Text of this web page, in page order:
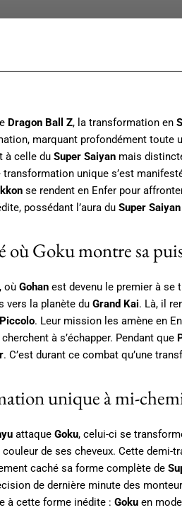
Dragon Ball Z, la transformation en
marquant profondément toute
à celle du Super Saiyan mais
unique s’est
se rendent en Enfer pour
possédant l’aura du Super Saiyan
où Goku montre sa
, où Gohan est devenu le premier à se
vers la planète du Grand Kai. Là, il
Piccolo. Leur mission les amène en
à s’échapper. Pendant que
. C’est durant ce combat qu’une
unique à mi-
attaque Goku, celui-ci se
de ses cheveux. Cette
caché sa forme complète de
de dernière minute des
à cette forme inédite : Goku en